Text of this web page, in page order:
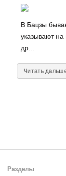
В Бацзы
указывают на
др...
Читать
Разделы